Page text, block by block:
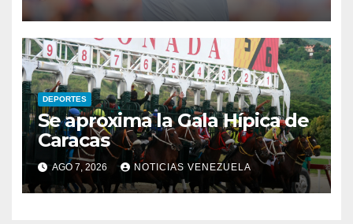
DEPORTES
Se aproxima la Gala Hípica de
Caracas
AGO 7, 2026 NOTICIAS VENEZUELA